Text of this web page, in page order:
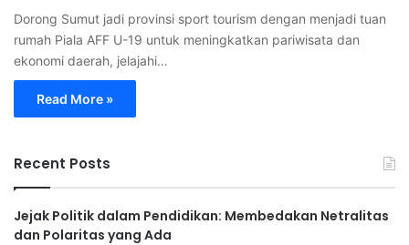
Dorong Sumut jadi provinsi sport tourism dengan menjadi tuan
rumah Piala AFF U-19 untuk meningkatkan pariwisata dan
ekonomi daerah, jelajahi…
Read More »
Recent Posts
Jejak Politik dalam Pendidikan: Membedakan Netralitas
dan Polaritas yang Ada